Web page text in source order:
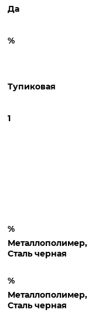
Да
%
Тупиковая
1
%
Металлополимер,
Сталь черная
%
Металлополимер,
Сталь черная